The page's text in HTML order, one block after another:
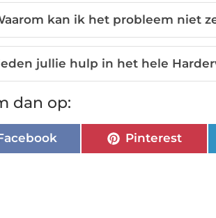
kan ik het probleem niet
jullie hulp in het hele
dan op:
Pinterest